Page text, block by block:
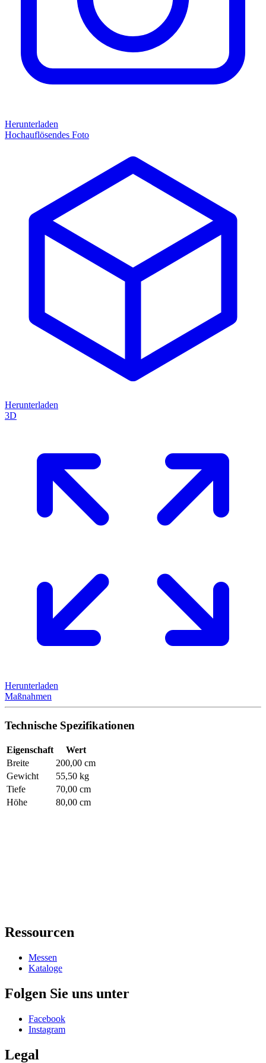
Herunterladen
Hochauflösendes Foto
Herunterladen
3D
Herunterladen
Maßnahmen
Technische Spezifikationen
Eigenschaft
Wert
Breite
200,00 cm
Gewicht
55,50 kg
Tiefe
70,00 cm
Höhe
80,00 cm
Ressourcen
Messen
Kataloge
Folgen Sie uns unter
Facebook
Instagram
Legal